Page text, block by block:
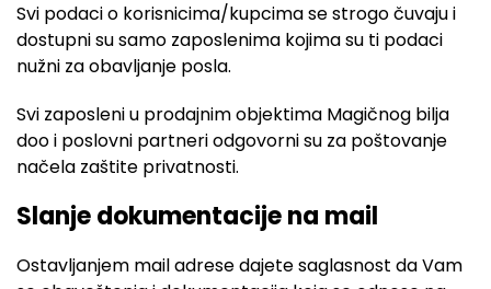
Svi podaci o korisnicima/kupcima se strogo čuvaju i
dostupni su samo zaposlenima kojima su ti podaci
nužni za obavljanje posla.
Svi zaposleni u prodajnim objektima Magičnog bilja
doo i poslovni partneri odgovorni su za poštovanje
načela zaštite privatnosti.
Slanje dokumentacije na mail
Ostavljanjem mail adrese dajete saglasnost da Vam